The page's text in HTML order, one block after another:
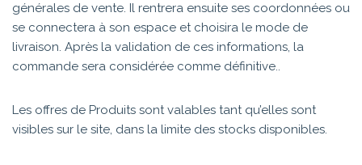
générales de vente. Il rentrera ensuite ses coordonnées ou
se connectera à son espace et choisira le mode de
livraison. Après la validation de ces informations, la
commande sera considérée comme définitive..
Les offres de Produits sont valables tant qu’elles sont
visibles sur le site, dans la limite des stocks disponibles.